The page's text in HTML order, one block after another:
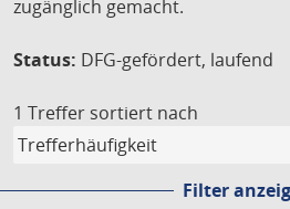
zugänglich gemacht.
Status: DFG-gefördert, laufend
1 Treffer sortiert nach
Filter